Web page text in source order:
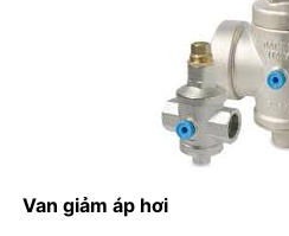
Van giảm áp hơi